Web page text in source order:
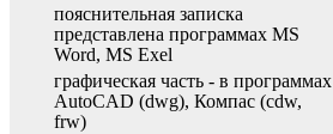
пояснительная записка
представлена программах MS
Word, MS Exel
графическая часть - в программах
AutoCAD (dwg), Компас (cdw,
frw)